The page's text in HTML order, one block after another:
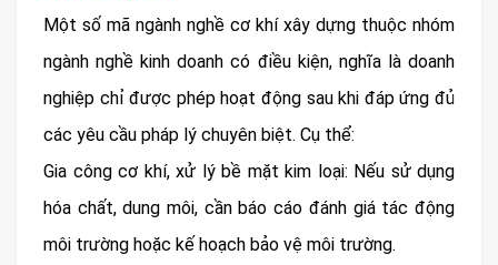
Một số mã ngành nghề cơ khí xây dựng thuộc nhóm
ngành nghề kinh doanh có điều kiện, nghĩa là doanh
nghiệp chỉ được phép hoạt động sau khi đáp ứng đủ
các yêu cầu pháp lý chuyên biệt. Cụ thể:
Gia công cơ khí, xử lý bề mặt kim loại: Nếu sử dụng
hóa chất, dung môi, cần báo cáo đánh giá tác động
môi trường hoặc kế hoạch bảo vệ môi trường.